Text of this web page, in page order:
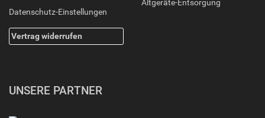
Datenschutz-Einstellungen
Vertrag widerrufen
Altgeräte-Entsorgung
UNSERE PARTNER